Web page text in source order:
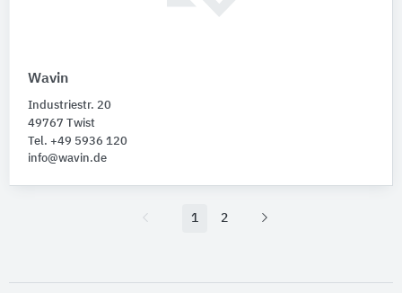
Wavin
Industriestr. 20
49767 Twist
Tel. +49 5936 120
info@wavin.de
1 2